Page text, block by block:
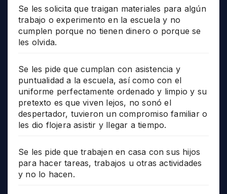
Se les solicita que traigan materiales para algún
trabajo o experimento en la escuela y no
cumplen porque no tienen dinero o porque se
les olvida.
Se les pide que cumplan con asistencia y
puntualidad a la escuela, así como con el
uniforme perfectamente ordenado y limpio y su
pretexto es que viven lejos, no sonó el
despertador, tuvieron un compromiso familiar o
les dio flojera asistir y llegar a tiempo.
Se les pide que trabajen en casa con sus hijos
para hacer tareas, trabajos u otras actividades
y no lo hacen.